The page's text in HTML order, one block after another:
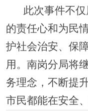
此次事件不仅
的责任心和为民
护社会治安、保
用。南岗分局将
务理念，不断提
市民都能在安全